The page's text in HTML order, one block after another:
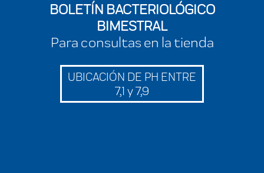
BOLETÍN BACTERIOLÓGICO
BIMESTRAL
Para consultas en la tienda
UBICACIÓN DE PH ENTRE
7,1 y 7,9